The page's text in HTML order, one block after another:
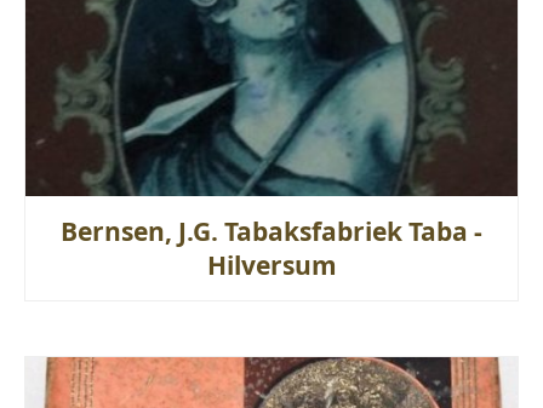
Bernsen, J.G. Tabaksfabriek Taba -
Hilversum